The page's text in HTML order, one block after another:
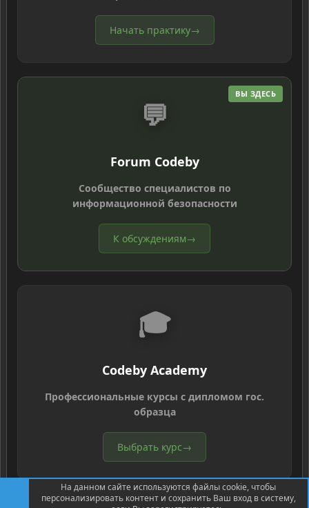
Начать практику→
ВЫ ЗДЕСЬ
💬
Forum Codeby
Сообщество специалистов по
информационной безопасности
К обсуждениям→
🎓
Codeby Academy
Профессиональные курсы с дипломом гос.
образца
Выбрать курс→
На данном сайте используются файлы cookie, чтобы
персонализировать контент и сохранить Ваш вход в систему,